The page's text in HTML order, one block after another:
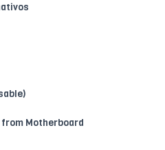
Motherboard